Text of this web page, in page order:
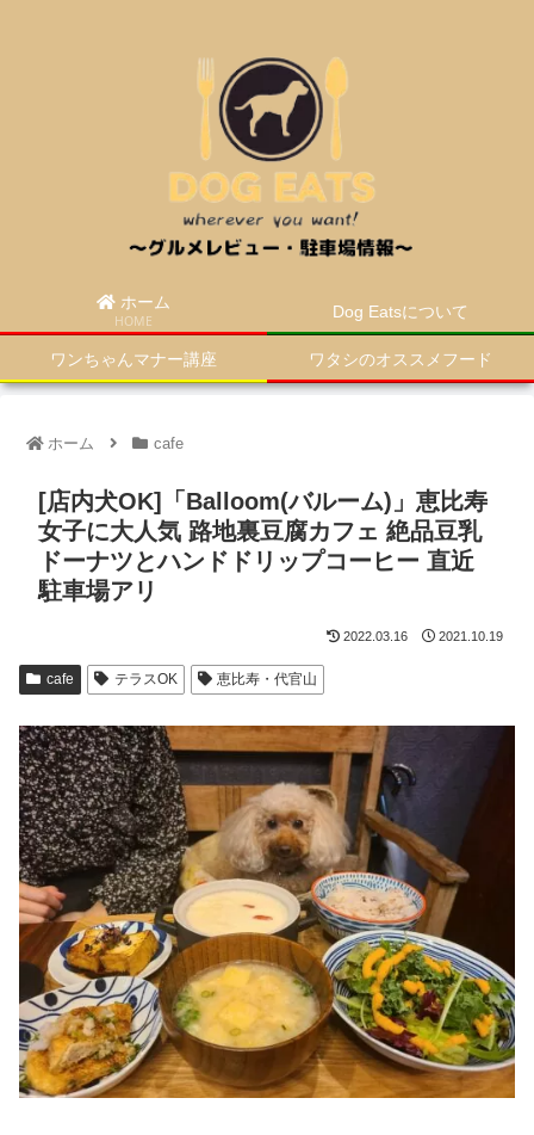
ホーム
HOME Dog Eatsについて
ワンちゃんマナー講座 ワタシのオススメフード
ホーム cafe
[店内犬OK]「Balloom(バルーム)」恵比寿
女子に大人気 路地裏豆腐カフェ 絶品豆乳
ドーナツとハンドドリップコーヒー 直近
駐車場アリ
2022.03.16 2021.10.19
cafe テラスOK 恵比寿・代官山